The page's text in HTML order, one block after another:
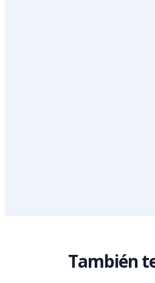
También